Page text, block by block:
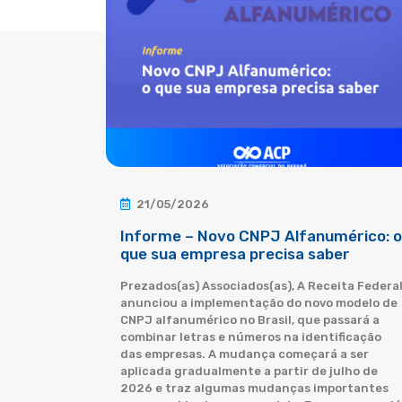
21/05/2026
Informe – Novo CNPJ Alfanumérico: o
que sua empresa precisa saber
Prezados(as) Associados(as), A Receita Federal
anunciou a implementação do novo modelo de
CNPJ alfanumérico no Brasil, que passará a
combinar letras e números na identificação
das empresas. A mudança começará a ser
aplicada gradualmente a partir de julho de
2026 e traz algumas mudanças importantes